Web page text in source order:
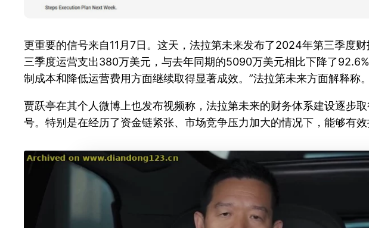
更重要的信号来自11月7日。这天，法拉第未来发布了2024年第三季度
三季度运营支出380万美元，与去年同期的5090万美元相比下降了
制成本和降低运营费用方面继续取得显著成效。”法拉第未来方面解释称。
贾跃亭在其个人微博上也发布视频称，法拉第未来的财务体系建设逐步
号。特别是在经历了资金链紧张、市场竞争压力加大的情况下，能够有